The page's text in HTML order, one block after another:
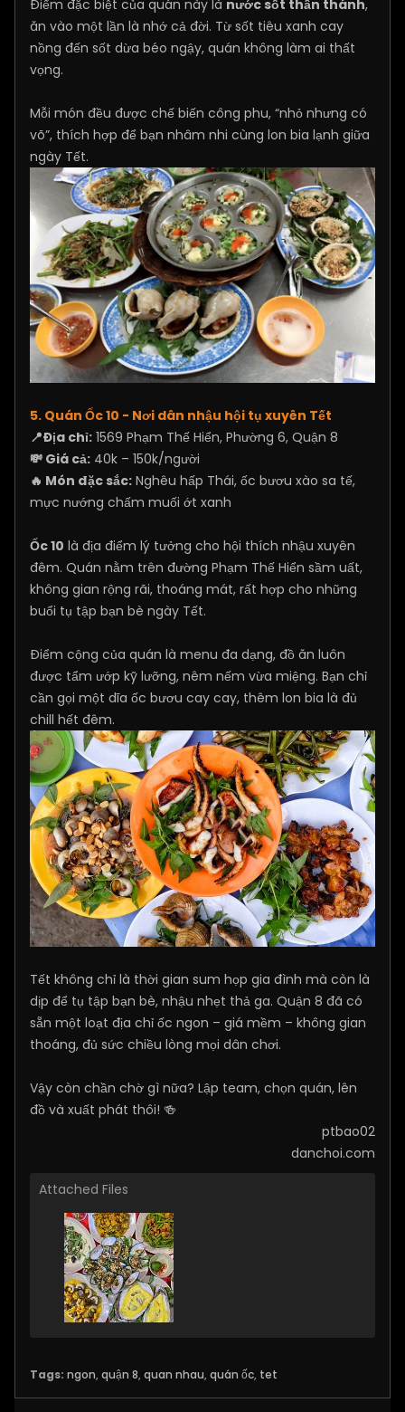
Điểm đặc biệt của quán này là nước sốt thần thánh,
ăn vào một lần là nhớ cả đời. Từ sốt tiêu xanh cay
nồng đến sốt dừa béo ngậy, quán không làm ai thất
vọng.
Mỗi món đều được chế biến công phu, “nhỏ nhưng có
võ”, thích hợp để bạn nhâm nhi cùng lon bia lạnh giữa
ngày Tết.
5. Quán Ốc 10 - Nơi dân nhậu hội tụ xuyên Tết
📍Địa chỉ: 1569 Phạm Thế Hiển, Phường 6, Quận 8
💸 Giá cả: 40k – 150k/người
🔥 Món đặc sắc: Nghêu hấp Thái, ốc bươu xào sa tế,
mực nướng chấm muối ớt xanh
Ốc 10 là địa điểm lý tưởng cho hội thích nhậu xuyên
đêm. Quán nằm trên đường Phạm Thế Hiển sầm uất,
không gian rộng rãi, thoáng mát, rất hợp cho những
buổi tụ tập bạn bè ngày Tết.
Điểm cộng của quán là menu đa dạng, đồ ăn luôn
được tẩm ướp kỹ lưỡng, nêm nếm vừa miệng. Bạn chỉ
cần gọi một dĩa ốc bươu cay cay, thêm lon bia là đủ
chill hết đêm.
Tết không chỉ là thời gian sum họp gia đình mà còn là
dịp để tụ tập bạn bè, nhậu nhẹt thả ga. Quận 8 đã có
sẵn một loạt địa chỉ ốc ngon – giá mềm – không gian
thoáng, đủ sức chiều lòng mọi dân chơi.
Vậy còn chần chờ gì nữa? Lập team, chọn quán, lên
đồ và xuất phát thôi! 🍻
ptbao02
danchoi.com
Attached Files
Tags: ngon, quận 8, quan nhau, quán ốc, tet